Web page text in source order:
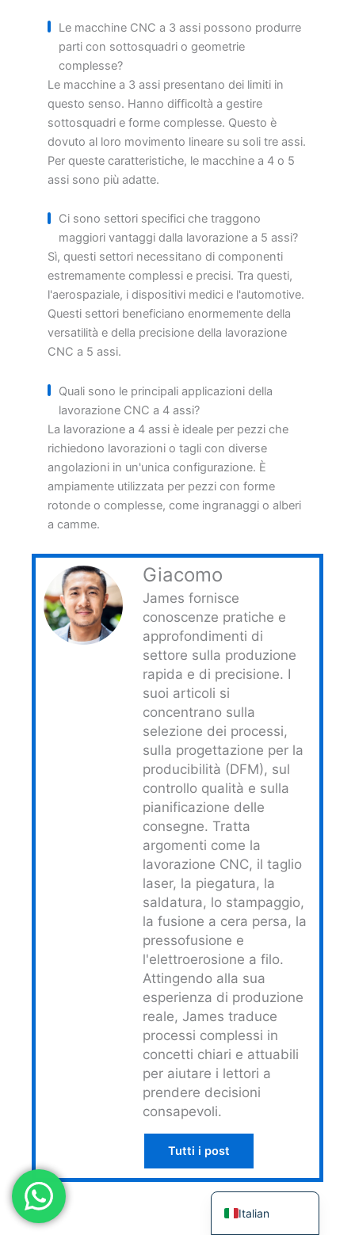
Le macchine CNC a 3 assi possono produrre
parti con sottosquadri o geometrie
complesse?
Le macchine a 3 assi presentano dei limiti in
questo senso. Hanno difficoltà a gestire
sottosquadri e forme complesse. Questo è
dovuto al loro movimento lineare su soli tre assi.
Per queste caratteristiche, le macchine a 4 o 5
assi sono più adatte.
Ci sono settori specifici che traggono
maggiori vantaggi dalla lavorazione a 5 assi?
Sì, questi settori necessitano di componenti
estremamente complessi e precisi. Tra questi,
l'aerospaziale, i dispositivi medici e l'automotive.
Questi settori beneficiano enormemente della
versatilità e della precisione della lavorazione
CNC a 5 assi.
Quali sono le principali applicazioni della
lavorazione CNC a 4 assi?
La lavorazione a 4 assi è ideale per pezzi che
richiedono lavorazioni o tagli con diverse
angolazioni in un'unica configurazione. È
ampiamente utilizzata per pezzi con forme
rotonde o complesse, come ingranaggi o alberi
a camme.
Giacomo
James fornisce
conoscenze pratiche e
approfondimenti di
settore sulla produzione
rapida e di precisione. I
suoi articoli si
concentrano sulla
selezione dei processi,
sulla progettazione per la
producibilità (DFM), sul
controllo qualità e sulla
pianificazione delle
consegne. Tratta
argomenti come la
lavorazione CNC, il taglio
laser, la piegatura, la
saldatura, lo stampaggio,
la fusione a cera persa, la
pressofusione e
l'elettroerosione a filo.
Attingendo alla sua
esperienza di produzione
reale, James traduce
processi complessi in
concetti chiari e attuabili
per aiutare i lettori a
prendere decisioni
consapevoli.
Tutti i post
Italian
Chinese
French
German
Indonesian
Korean
Portuguese
Russian
Spanish
Japanese